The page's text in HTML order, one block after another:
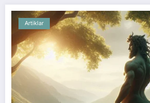
Artiklar